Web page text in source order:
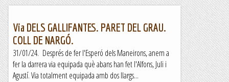
Via DELS GALLIFANTES. PARET DEL GRAU.
COLL DE NARGÓ.
31/01/24. Després de fer l'Esperó dels Maneirons, anem a
fer la darrera via equipada què abans han fet l'Alfons, Juli i
Agustí. Via totalment equipada amb dos llargs...